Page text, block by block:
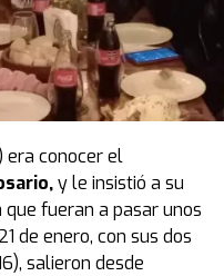
preventiva por 30
en una
jueves 28 de agosto.
muerte sospechosa,
homicidio calificado.
un día antes
en un
era conocer el
,y le insistió a su
fueran a pasar unos
de enero, con sus dos
salieron desde